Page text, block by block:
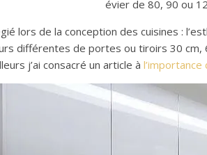
évier de 80, 90 ou
lors de la conception des cuisines :
différentes de portes ou tiroirs 30 cm,
j’ai consacré un article à